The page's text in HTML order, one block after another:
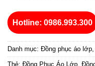
Hotline: 0986.993.300
Danh mục: Đồng phục áo lớp
Thẻ: Đồng Phục Áo Lớp